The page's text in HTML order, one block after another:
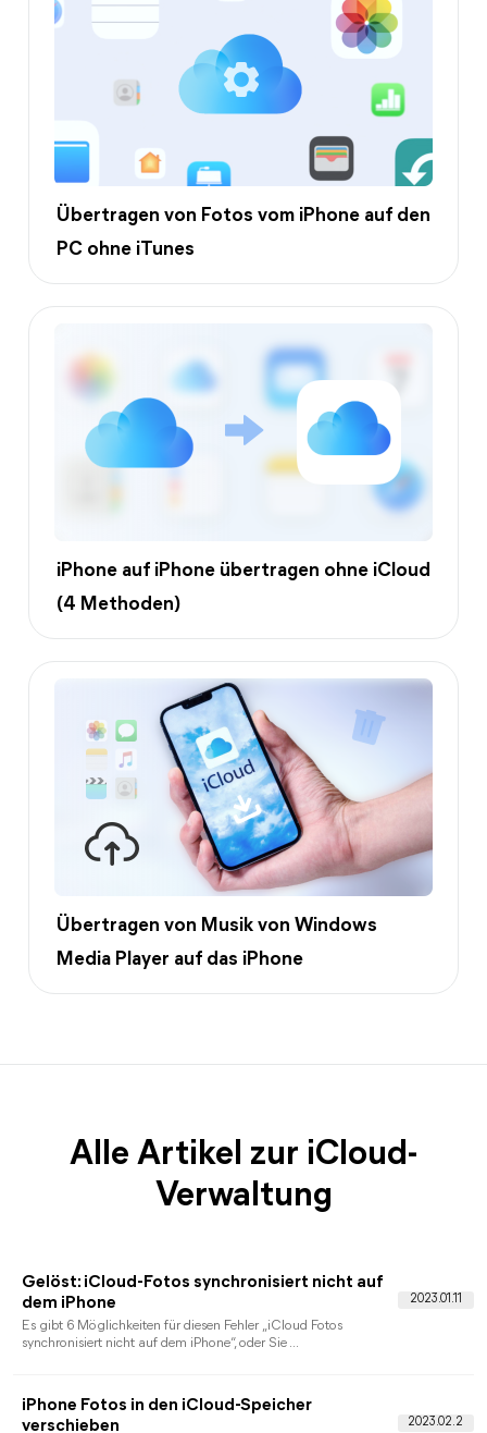
Übertragen von Fotos vom iPhone auf den
PC ohne iTunes
iPhone auf iPhone übertragen ohne iCloud
(4 Methoden)
Übertragen von Musik von Windows
Media Player auf das iPhone